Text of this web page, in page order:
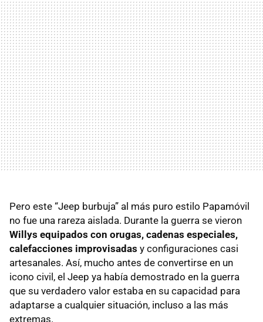
Pero este “Jeep burbuja” al más puro estilo Papamóvil
no fue una rareza aislada. Durante la guerra se vieron
Willys equipados con orugas, cadenas especiales,
calefacciones improvisadas y configuraciones casi
artesanales. Así, mucho antes de convertirse en un
icono civil, el Jeep ya había demostrado en la guerra
que su verdadero valor estaba en su capacidad para
adaptarse a cualquier situación, incluso a las más
extremas.